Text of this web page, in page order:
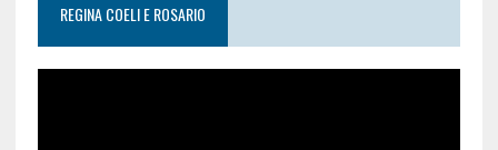
REGINA COELI E ROSARIO